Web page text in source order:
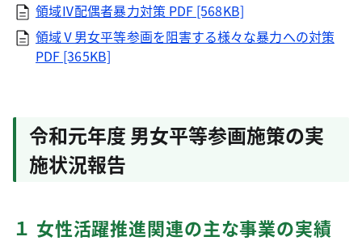
領域Ⅳ配偶者暴力対策 PDF [568KB]
領域Ⅴ男女平等参画を阻害する様々な暴力への対策
PDF [365KB]
令和元年度 男女平等参画施策の実
施状況報告
１ 女性活躍推進関連の主な事業の実績